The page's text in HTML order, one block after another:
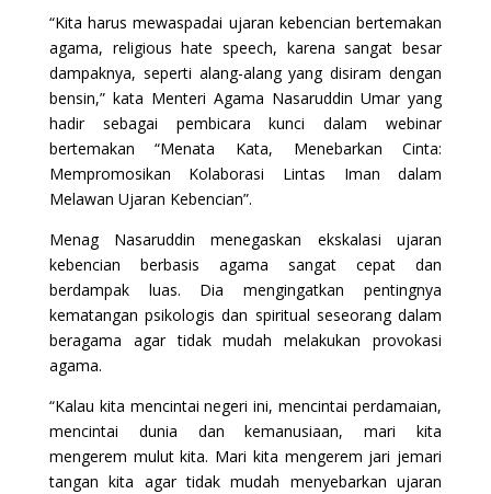
“Kita harus mewaspadai ujaran kebencian bertemakan
agama, religious hate speech, karena sangat besar
dampaknya, seperti alang-alang yang disiram dengan
bensin,” kata Menteri Agama Nasaruddin Umar yang
hadir sebagai pembicara kunci dalam webinar
bertemakan “Menata Kata, Menebarkan Cinta:
Mempromosikan Kolaborasi Lintas Iman dalam
Melawan Ujaran Kebencian”.
Menag Nasaruddin menegaskan ekskalasi ujaran
kebencian berbasis agama sangat cepat dan
berdampak luas. Dia mengingatkan pentingnya
kematangan psikologis dan spiritual seseorang dalam
beragama agar tidak mudah melakukan provokasi
agama.
“Kalau kita mencintai negeri ini, mencintai perdamaian,
mencintai dunia dan kemanusiaan, mari kita
mengerem mulut kita. Mari kita mengerem jari jemari
tangan kita agar tidak mudah menyebarkan ujaran